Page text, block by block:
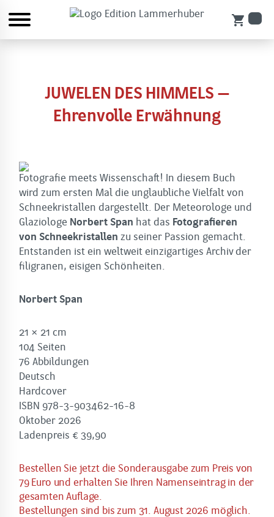
shopping_cart
JUWELEN DES HIMMELS –
Ehrenvolle Erwähnung
Fotografie meets Wissenschaft! In diesem Buch
wird zum ersten Mal die unglaubliche Vielfalt von
Schneekristallen dargestellt. Der Meteorologe und
Glaziologe Norbert Span hat das Fotografieren
von Schneekristallen zu seiner Passion gemacht.
Entstanden ist ein weltweit einzigartiges Archiv der
filigranen, eisigen Schönheiten.
Norbert Span
21 × 21 cm
104 Seiten
76 Abbildungen
Deutsch
Hardcover
ISBN 978-3-903462-16-8
Oktober 2026
Ladenpreis € 39,90
Bestellen Sie jetzt die Sonderausgabe zum Preis von
79 Euro und erhalten Sie Ihren Namenseintrag in der
gesamten Auflage.
Bestellungen sind bis zum 31. August 2026 möglich.